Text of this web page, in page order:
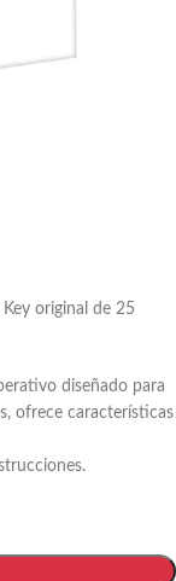
original de 25
diseñado para
ofrece características